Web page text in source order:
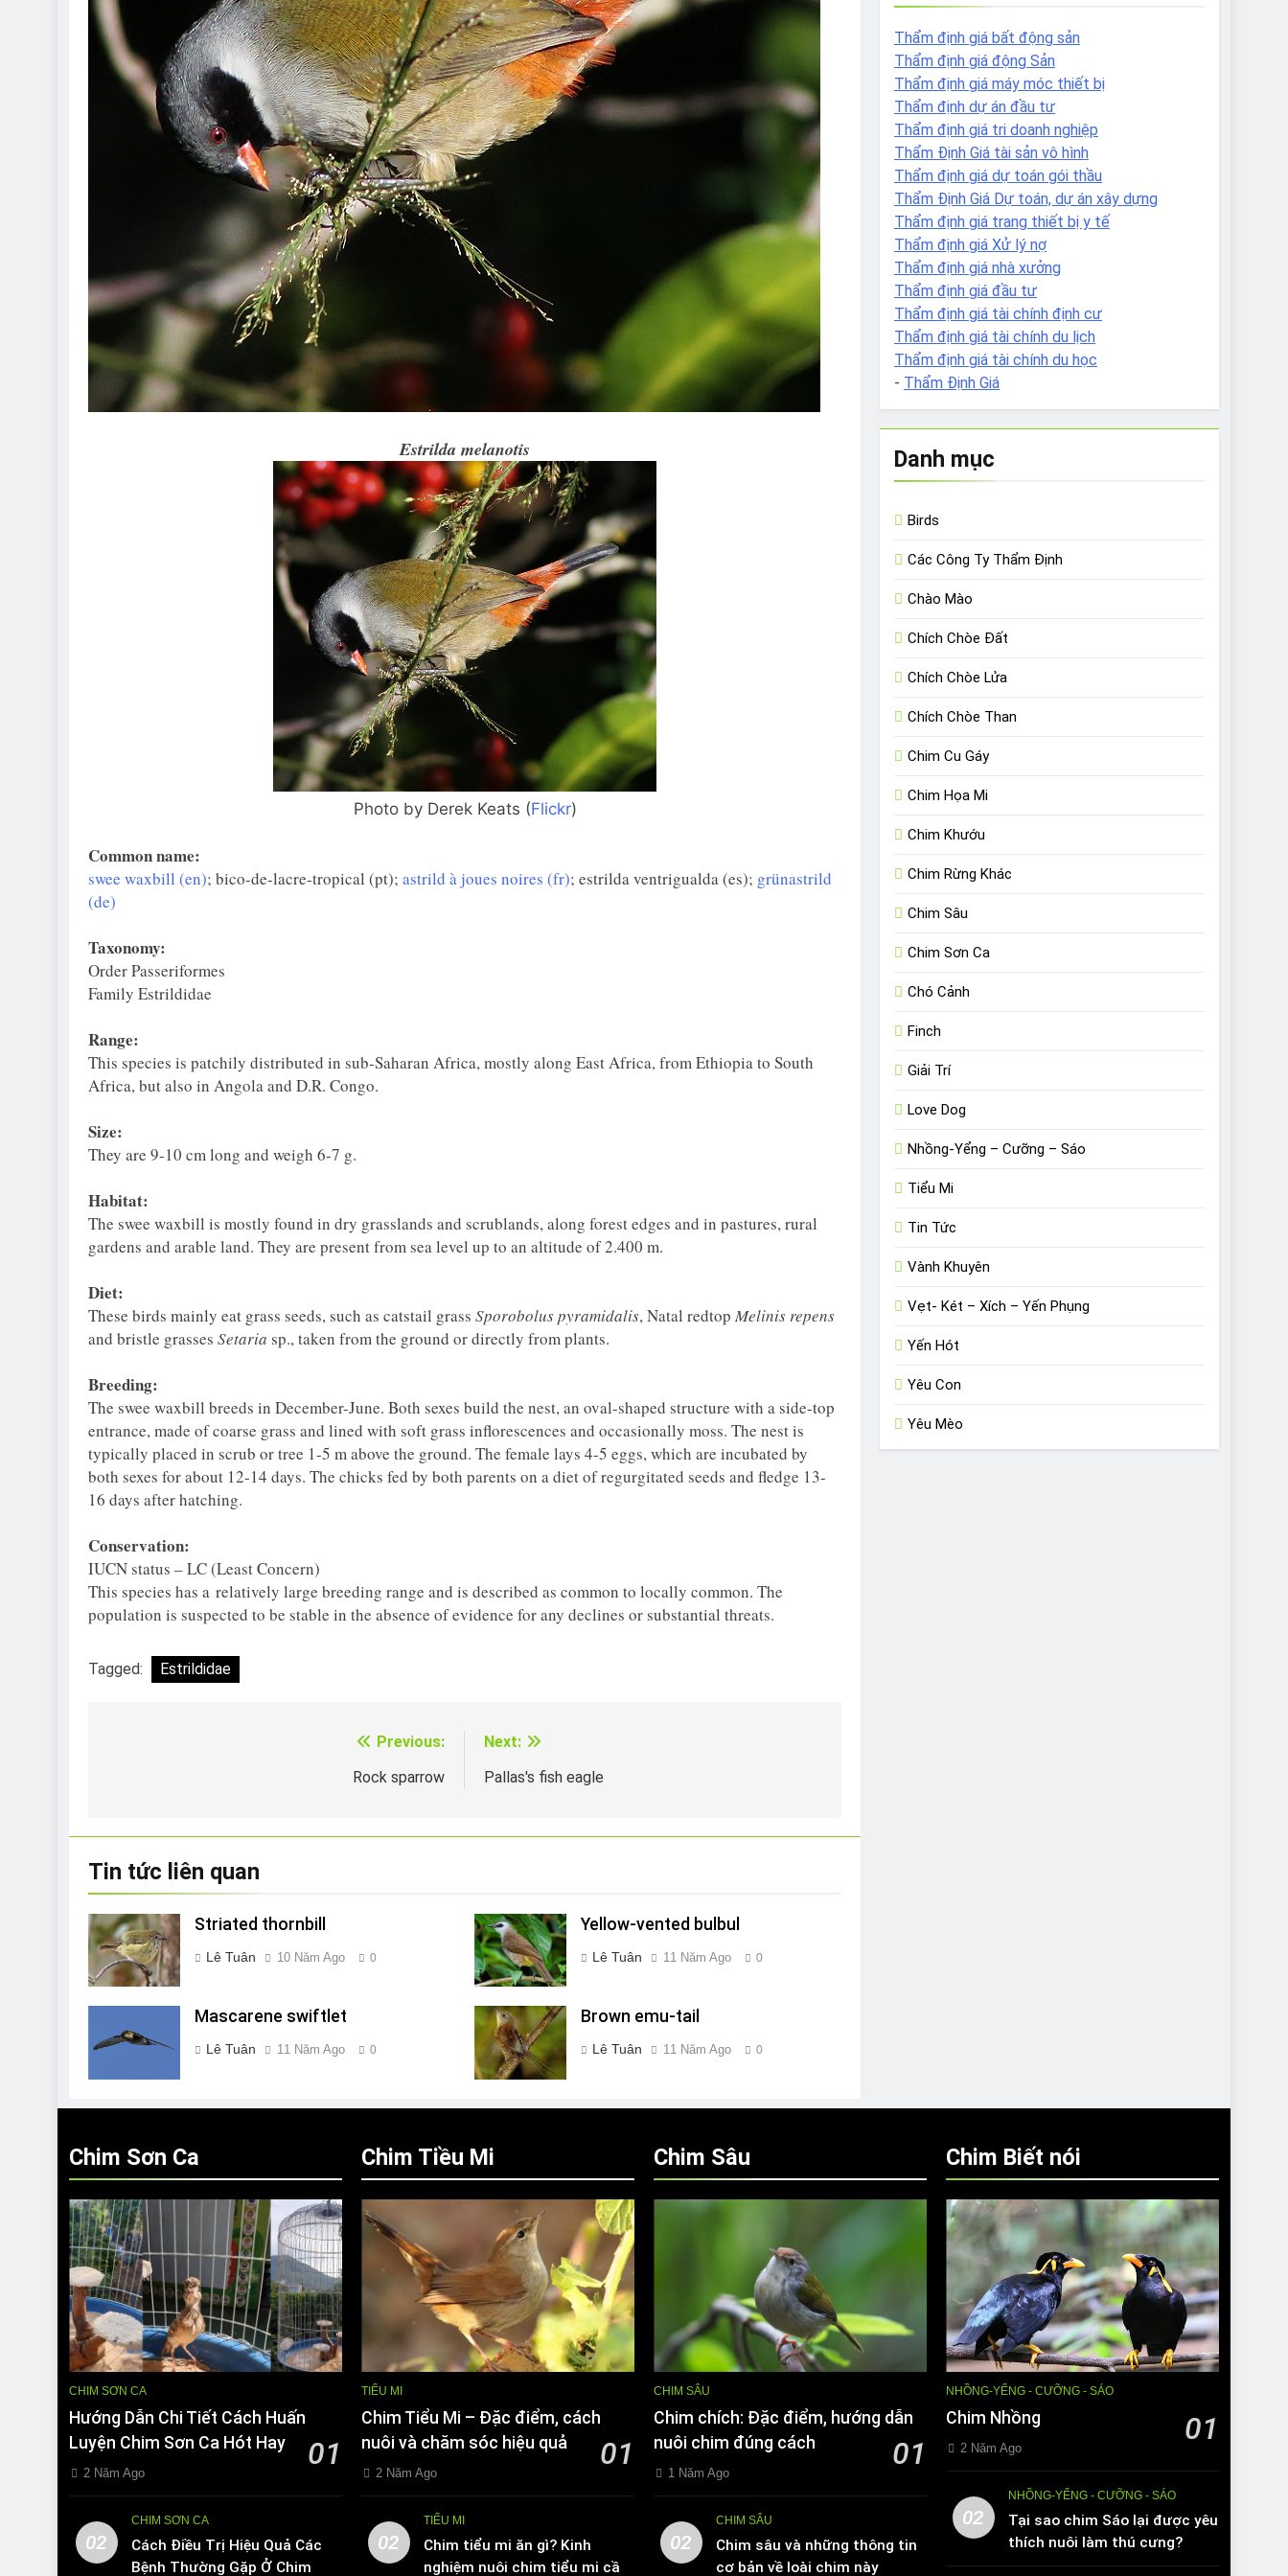
Estrilda melanotis
Photo by Derek Keats (Flickr)
Common name:
swee waxbill (en); bico-de-lacre-tropical (pt); astrild à joues noires (fr); estrilda ventrigualda (es); grünastrild
(de)
Taxonomy:
Order Passeriformes
Family Estrildidae
Range:
This species is patchily distributed in sub-Saharan Africa, mostly along East Africa, from Ethiopia to South
Africa, but also in Angola and D.R. Congo.
Size:
They are 9-10 cm long and weigh 6-7 g.
Habitat:
The swee waxbill is mostly found in dry grasslands and scrublands, along forest edges and in pastures, rural
gardens and arable land. They are present from sea level up to an altitude of 2.400 m.
Diet:
These birds mainly eat grass seeds, such as catstail grass Sporobolus pyramidalis, Natal redtop Melinis repens
and bristle grasses Setaria sp., taken from the ground or directly from plants.
Breeding:
The swee waxbill breeds in December-June. Both sexes build the nest, an oval-shaped structure with a side-top
entrance, made of coarse grass and lined with soft grass inflorescences and occasionally moss. The nest is
typically placed in scrub or tree 1-5 m above the ground. The female lays 4-5 eggs, which are incubated by
both sexes for about 12-14 days. The chicks fed by both parents on a diet of regurgitated seeds and fledge 13-
16 days after hatching.
Conservation:
IUCN status – LC (Least Concern)
This species has a relatively large breeding range and is described as common to locally common. The
population is suspected to be stable in the absence of evidence for any declines or substantial threats.
Tagged: Estrildidae
Previous:
Rock sparrow
Next:
Pallas's fish eagle
Tin tức liên quan
Striated thornbill
Lê Tuân 10 Năm Ago 0
Yellow-vented bulbul
Lê Tuân 11 Năm Ago 0
Mascarene swiftlet
Lê Tuân 11 Năm Ago 0
Brown emu-tail
Lê Tuân 11 Năm Ago 0
Thẩm định giá bất động sản
Thẩm định giá động Sản
Thẩm định giá máy móc thiết bị
Thẩm định dự án đầu tư
Thẩm định giá tri doanh nghiệp
Thẩm Định Giá tài sản vô hình
Thẩm định giá dự toán gói thầu
Thẩm Định Giá Dự toán, dự án xây dựng
Thẩm định giá trang thiết bị y tế
Thẩm định giá Xử lý nợ
Thẩm định giá nhà xưởng
Thẩm định giá đầu tư
Thẩm định giá tài chính định cư
Thẩm định giá tài chính du lịch
Thẩm định giá tài chính du học
- Thẩm Định Giá
Danh mục
Birds
Các Công Ty Thẩm Định
Chào Mào
Chích Chòe Đất
Chích Chòe Lửa
Chích Chòe Than
Chim Cu Gáy
Chim Họa Mi
Chim Khướu
Chim Rừng Khác
Chim Sâu
Chim Sơn Ca
Chó Cảnh
Finch
Giải Trí
Love Dog
Nhồng-Yểng – Cưỡng – Sáo
Tiểu Mi
Tin Tức
Vành Khuyên
Vẹt- Két – Xích – Yến Phụng
Yến Hót
Yêu Con
Yêu Mèo
Chim Sơn Ca
CHIM SƠN CA
Hướng Dẫn Chi Tiết Cách Huấn
Luyện Chim Sơn Ca Hót Hay
01
2 Năm Ago
02
CHIM SƠN CA
Cách Điều Trị Hiệu Quả Các
Bệnh Thường Gặp Ở Chim
Chim Tiều Mi
TIỂU MI
Chim Tiểu Mi – Đặc điểm, cách
nuôi và chăm sóc hiệu quả
01
2 Năm Ago
02
TIỂU MI
Chim tiểu mi ăn gì? Kinh
nghiệm nuôi chim tiểu mi cần
Chim Sâu
CHIM SÂU
Chim chích: Đặc điểm, hướng dẫn
nuôi chim đúng cách
01
1 Năm Ago
02
CHIM SÂU
Chim sâu và những thông tin
cơ bản về loài chim này
Chim Biết nói
NHỒNG-YỂNG - CƯỠNG - SÁO
Chim Nhồng 01
2 Năm Ago
02
NHỒNG-YỂNG - CƯỠNG - SÁO
Tại sao chim Sáo lại được yêu
thích nuôi làm thú cưng?